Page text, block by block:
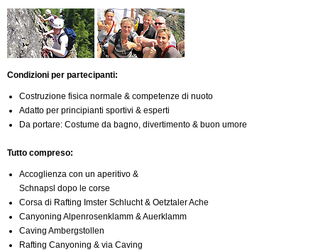
Condizioni per partecipanti:
Costruzione fisica normale & competenze di nuoto
Adatto per principianti sportivi & esperti
Da portare: Costume da bagno, divertimento & buon umore
Tutto compreso:
Accoglienza con un aperitivo &
Schnapsl dopo le corse
Corsa di Rafting Imster Schlucht & Oetztaler Ache
Canyoning Alpenrosenklamm & Auerklamm
Caving Ambergstollen
Rafting Canyoning & via Caving